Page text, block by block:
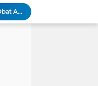
RSBP Batam Perkuat Sinergi dengan BPOM, Pastikan Pelayanan Obat Aman dan Bermutu
Jimmi Siburian Tinjau Proyek Drainase, Tegaskan "Pipa Misterius" Tak Boleh Hambat Pembangunan di Sei Beduk